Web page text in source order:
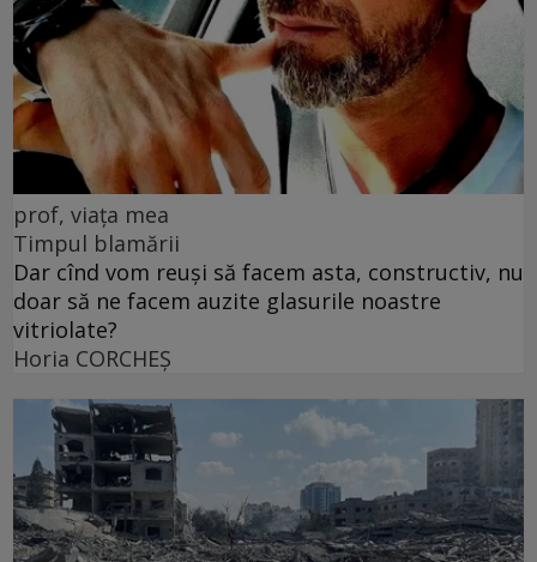
prof, viața mea
Timpul blamării
Dar cînd vom reuși să facem asta, constructiv, nu
doar să ne facem auzite glasurile noastre
vitriolate?
Horia CORCHEŞ